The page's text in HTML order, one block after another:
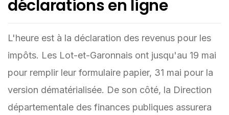
déclarations en ligne
L'heure est à la déclaration des revenus pour les
impôts. Les Lot-et-Garonnais ont jusqu'au 19 mai
pour remplir leur formulaire papier, 31 mai pour la
version dématérialisée. De son côté, la Direction
départementale des finances publiques assurera